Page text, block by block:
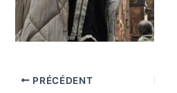
PRÉCÉDENT